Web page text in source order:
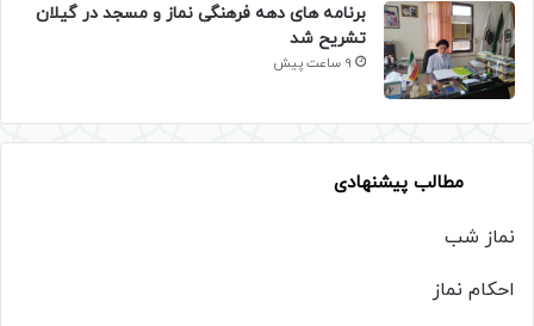
برنامه های دهه فرهنگی نماز و مسجد در گیلان
تشریح شد
9 ساعت پیش
مطالب پیشنهادی
نماز شب
احکام نماز